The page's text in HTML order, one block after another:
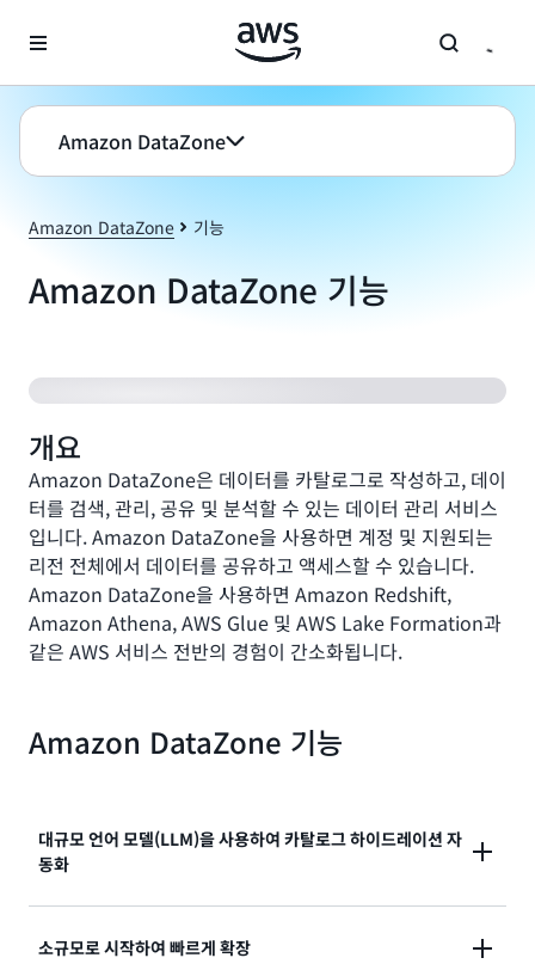
Amazon DataZone
Amazon DataZone 기능
Amazon DataZone 기능
개요
Amazon DataZone은 데이터를 카탈로그로 작성하고, 데이
터를 검색, 관리, 공유 및 분석할 수 있는 데이터 관리 서비스
입니다. Amazon DataZone을 사용하면 계정 및 지원되는
리전 전체에서 데이터를 공유하고 액세스할 수 있습니다.
Amazon DataZone을 사용하면 Amazon Redshift,
Amazon Athena, AWS Glue 및 AWS Lake Formation과
같은 AWS 서비스 전반의 경험이 간소화됩니다.
Amazon DataZone 기능
대규모 언어 모델(LLM)을 사용하여 카탈로그 하이드레이션 자
동화
LLM을 사용하여 카탈로그 큐레이션을 자동화하세요. 열
소규모로 시작하여 빠르게 확장